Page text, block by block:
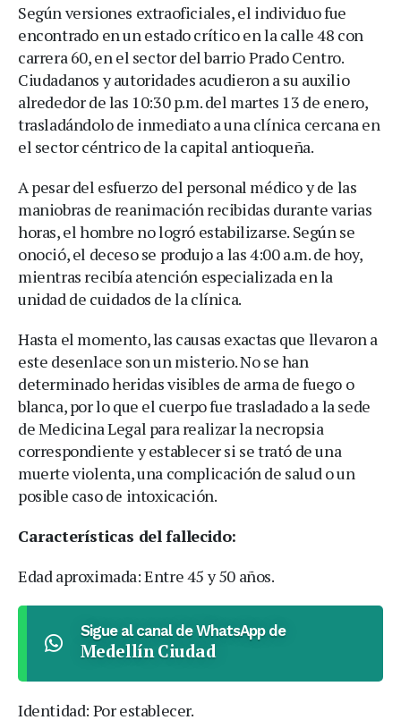
Según versiones extraoficiales, el individuo fue
encontrado en un estado crítico en la calle 48 con
carrera 60, en el sector del barrio Prado Centro.
Ciudadanos y autoridades acudieron a su auxilio
alrededor de las 10:30 p.m. del martes 13 de enero,
trasladándolo de inmediato a una clínica cercana en
el sector céntrico de la capital antioqueña.
A pesar del esfuerzo del personal médico y de las
maniobras de reanimación recibidas durante varias
horas, el hombre no logró estabilizarse. Según se
onoció, el deceso se produjo a las 4:00 a.m. de hoy,
mientras recibía atención especializada en la
unidad de cuidados de la clínica.
Hasta el momento, las causas exactas que llevaron a
este desenlace son un misterio. No se han
determinado heridas visibles de arma de fuego o
blanca, por lo que el cuerpo fue trasladado a la sede
de Medicina Legal para realizar la necropsia
correspondiente y establecer si se trató de una
muerte violenta, una complicación de salud o un
posible caso de intoxicación.
Características del fallecido:
Edad aproximada: Entre 45 y 50 años.
Sigue al canal de WhatsApp de
Medellín Ciudad
Identidad: Por establecer.